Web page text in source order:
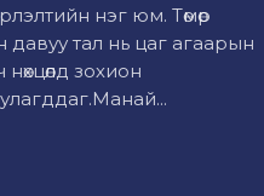
нэг юм. Төмөр
давуу тал нь цаг агаарын
зохион